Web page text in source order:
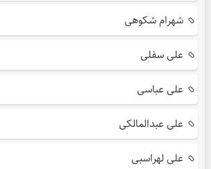
شهرام شکوهی
علی سفلی
علی عباسی
علی عبدالمالکی
علی لهراسبی